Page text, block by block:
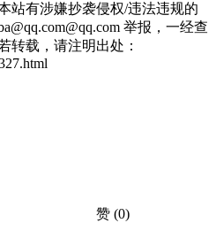
站有涉嫌抄袭侵权/违法违规的
举报，一经查
转载，请注明出处：
赞 (0)